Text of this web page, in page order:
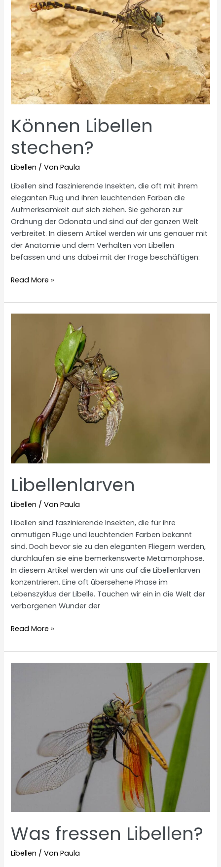
Können Libellen
stechen?
Libellen / VonPaula
Libellen sind faszinierende Insekten, die oft mit ihrem
eleganten Flug und ihren leuchtenden Farben die
Aufmerksamkeit auf sich ziehen. Sie gehören zur
Ordnung der Odonata und sind auf der ganzen Welt
verbreitet. In diesem Artikel werden wir uns genauer mit
der Anatomie und dem Verhalten von Libellen
befassen und uns dabei mit der Frage beschäftigen:
Können
stechen?
Read More »
Libellenlarven
Libellen / VonPaula
Libellen sind faszinierende Insekten, die für ihre
anmutigen Flüge und leuchtenden Farben bekannt
sind. Doch bevor sie zu den eleganten Fliegern werden,
durchlaufen sie eine bemerkenswerte Metamorphose.
In diesem Artikel werden wir uns auf die Libellenlarven
konzentrieren. Eine oft übersehene Phase im
Lebenszyklus der Libelle. Tauchen wir ein in die Welt der
verborgenen Wunder der
Libellenlarven
Read More »
Was fressen Libellen?
Libellen / VonPaula